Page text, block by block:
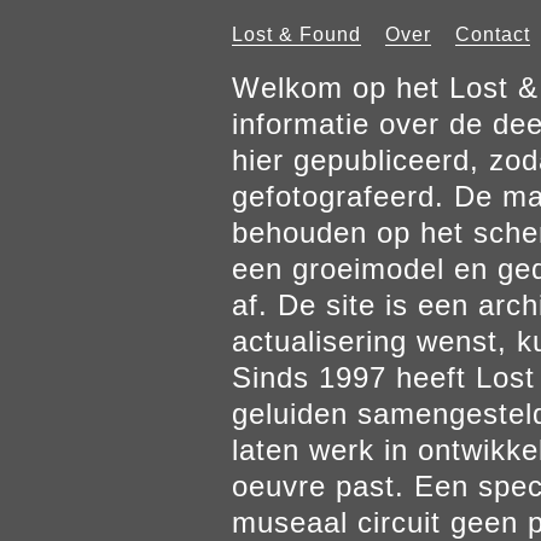
Lost & Found Over Contact
Welkom op het Lost
informatie over de
hier gepubliceerd,
gefotografeerd. De
behouden op het
een groeimodel en
af. De site is een
actualisering wenst,
Sinds 1997 heeft
geluiden
laten werk in
oeuvre past. Een
museaal circuit geen